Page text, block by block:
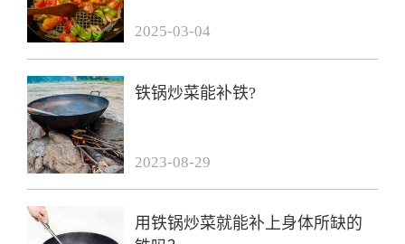
2025-03-04
铁锅炒菜能补铁?
2023-08-29
用铁锅炒菜就能补上身体所缺的